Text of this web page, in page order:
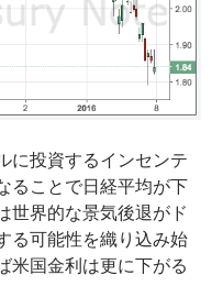
に投資するインセンテ
ることで日経平均が下
世界的な景気後退がド
る可能性を織り込み始
米国金利は更に下がる